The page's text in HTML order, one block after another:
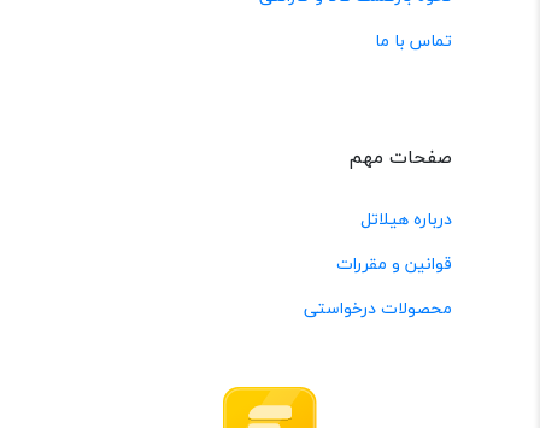
تماس با ما
صفحات مهم
درباره هیلاتل
قوانین و مقررات
محصولات درخواستی